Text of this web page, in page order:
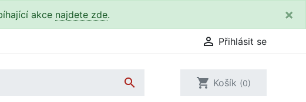
akce najdete zde. ×
 Přihlásit se
 shopping_cart Košík (0)